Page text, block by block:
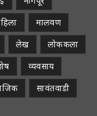
मालवण
लेख
लोककला
व्यवसाय
सावंतवाडी